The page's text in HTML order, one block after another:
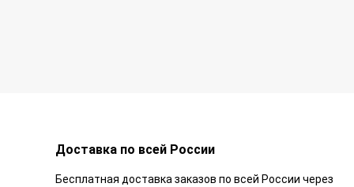
Доставка по всей России
Бесплатная доставка заказов по всей России через